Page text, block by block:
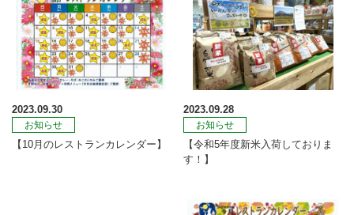
2023.09.30
お知らせ
【10月のレストランカレンダー】
2023.09.28
お知らせ
【令和5年度新米入荷しておりま
す！】